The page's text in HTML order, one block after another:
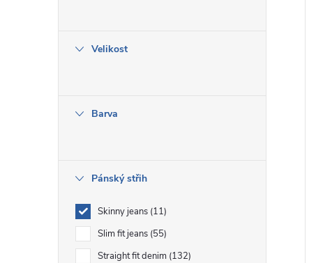
Velikost
Barva
Pánský střih
Skinny jeans 11
Slim fit jeans 55
Straight fit denim 132